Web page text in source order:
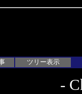
ツリー表示
-